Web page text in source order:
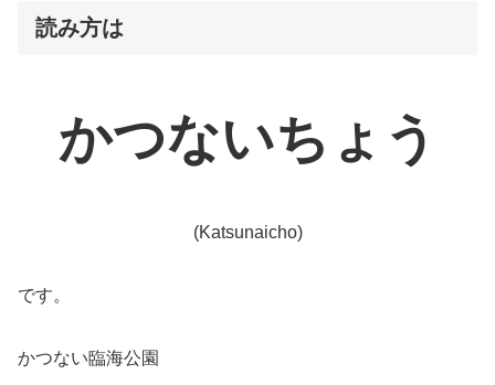
読み方は
かつないちょう
(Katsunaicho)
です。
かつない臨海公園